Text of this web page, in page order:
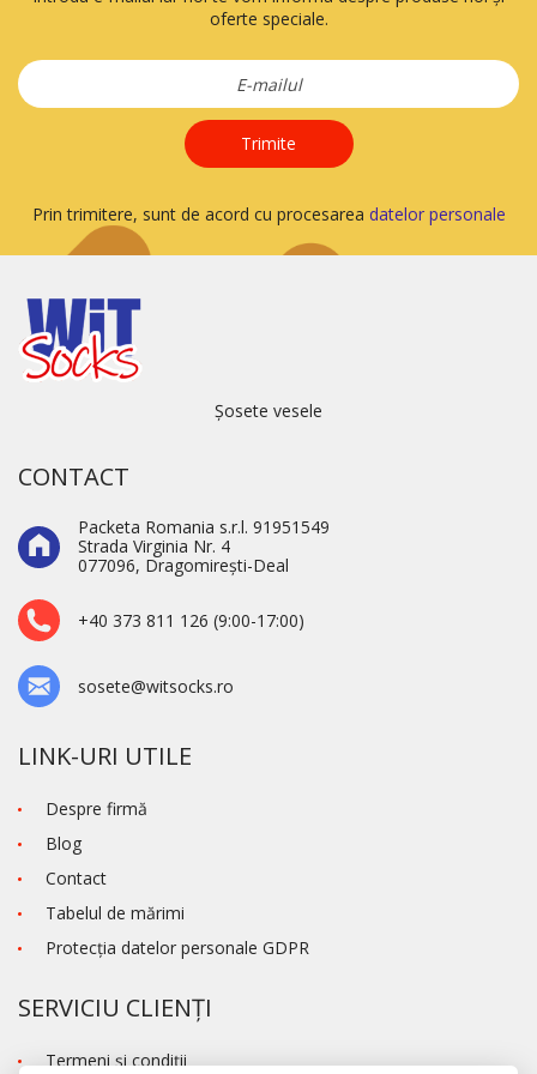
oferte speciale.
Trimite
Prin trimitere, sunt de acord cu procesarea datelor personale
Șosete vesele
CONTACT
Packeta Romania s.r.l. 91951549
Strada Virginia Nr. 4
077096, Dragomirești-Deal
+40 373 811 126 (9:00-17:00)
sosete@witsocks.ro
LINK-URI UTILE
Despre firmă
Blog
Contact
Tabelul de mărimi
Protecţia datelor personale GDPR
SERVICIU CLIENȚI
Termeni şi condiţii